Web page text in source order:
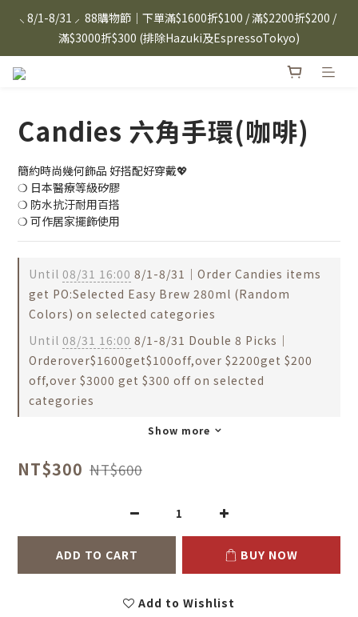
⸜ 8/1-8/31 ⸝  88購物節｜下單滿$1600折$100 / 滿$2200折$200 /
滿$3000折$300 (排除Hazuki及EspressoTokyo)
⸜ 8/1-8/31 ⸝  88購物節｜下單滿$1600折$100 / 滿$2200折$200 /
滿$3000折$300 (排除Hazuki及EspressoTokyo)
日本Hazuki眼鏡式放大鏡｜單入$3288 贈品牌保溫杯 (贈完為止)
Candies 手機殼 $299起🤳🏻下單即贈 限量造型鑰匙圈(款式隨機)
🤍 iPhone 16 手機殼熱銷中🔥
⸜ 8/1-8/31 ⸝  88購物節｜下單滿$1600折$100 / 滿$2200折$200 /
滿$3000折$300 (排除Hazuki及EspressoTokyo)
Candies 六角手環(咖啡)
簡約時尚幾何飾品 好搭配好穿戴💖
❍ 日本醫療等級矽膠
❍ 防水抗汙耐用百搭
❍ 可作居家擺飾使用
Until 08/31 16:00 8/1-8/31｜Order Candies items
get PO:Selected Easy Brew 280ml (Random
Colors) on selected categories
Until 08/31 16:00 8/1-8/31 Double 8 Picks｜
Orderover$1600get$100off,over $2200get $200
off,over $3000 get $300 off on selected
categories
Show more
NT$300 NT$600
ADD TO CART BUY NOW
Add to Wishlist